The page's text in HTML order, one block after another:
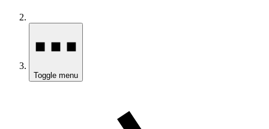
Toggle menu